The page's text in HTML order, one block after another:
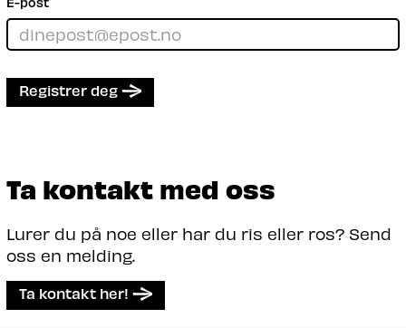
Registrer deg
Ta kontakt med oss
Lurer du på noe eller har du ris eller ros? Send
oss en melding.
Ta kontakt her!